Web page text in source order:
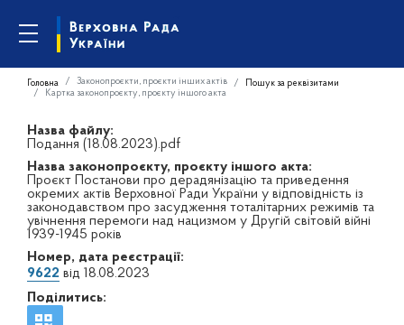
Головна Законопроєкти, проєкти інших актів
Пошук за реквізитами
Картка законопроєкту, проєкту іншого акта
Назва файлу:
Подання (18.08.2023).pdf
Назва законопроєкту, проєкту іншого акта:
Проєкт Постанови про дерадянізацію та приведення
окремих актів Верховної Ради України у відповідність із
законодавством про засудження тоталітарних режимів та
увічнення перемоги над нацизмом у Другій світовій війні
1939-1945 років
Номер, дата реєстрації:
9622 від 18.08.2023
Поділитись: